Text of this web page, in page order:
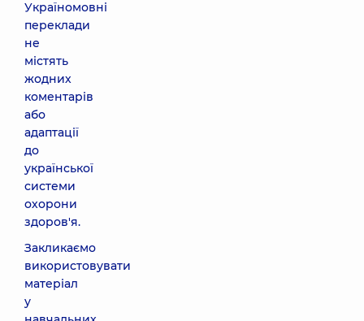
Україномовні
переклади
не
містять
жодних
коментарів
або
адаптації
до
української
системи
охорони
здоров'я.
Закликаємо
використовувати
матеріал
у